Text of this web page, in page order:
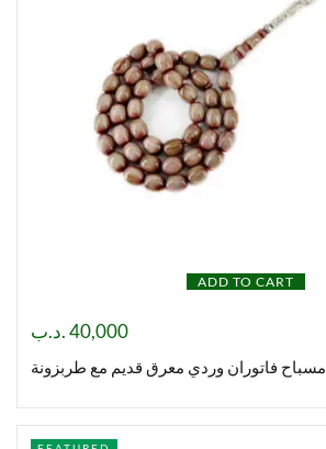
ADD TO CART
40,000.د.ب
مسباح فاتوران وردي معرق قديم مع طربزونة